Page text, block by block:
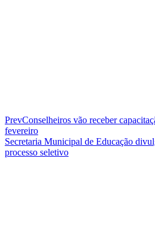
PrevConselheiros vão receber
fevereiro
Secretaria Municipal de Educação
processo seletivo